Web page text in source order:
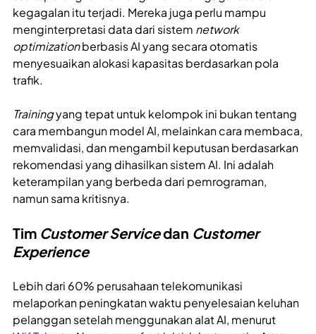
kegagalan itu terjadi. Mereka juga perlu mampu
menginterpretasi data dari sistem network
optimizationberbasis AI yang secara otomatis
menyesuaikan alokasi kapasitas berdasarkan pola
trafik.
Trainingyang tepat untuk kelompok ini bukan tentang
cara membangun model AI, melainkan cara membaca,
memvalidasi, dan mengambil keputusan berdasarkan
rekomendasi yang dihasilkan sistem AI. Ini adalah
keterampilan yang berbeda dari pemrograman,
namun sama kritisnya.
Tim Customer Servicedan Customer
Experience
Lebih dari 60% perusahaan telekomunikasi
melaporkan peningkatan waktu penyelesaian keluhan
pelanggan setelah menggunakan alat AI, menurut